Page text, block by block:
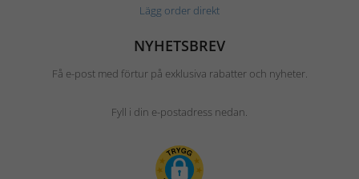
Lägg order direkt
NYHETSBREV
Få e-post med förtur på exklusiva rabatter och nyheter.
Fyll i din e-postadress nedan.